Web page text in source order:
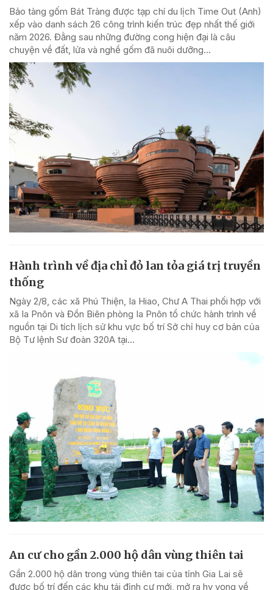
Bảo tàng gốm Bát Tràng được tạp chí du lịch Time Out (Anh)
xếp vào danh sách 26 công trình kiến trúc đẹp nhất thế giới
năm 2026. Đằng sau những đường cong hiện đại là câu
chuyện về đất, lửa và nghề gốm đã nuôi dưỡng...
Hành trình về địa chỉ đỏ lan tỏa giá trị truyền
thống
Ngày 2/8, các xã Phú Thiện, Ia Hiao, Chư A Thai phối hợp với
xã Ia Pnôn và Đồn Biên phòng Ia Pnôn tổ chức hành trình về
nguồn tại Di tích lịch sử khu vực bố trí Sở chỉ huy cơ bản của
Bộ Tư lệnh Sư đoàn 320A tại...
An cư cho gần 2.000 hộ dân vùng thiên tai
Gần 2.000 hộ dân trong vùng thiên tai của tỉnh Gia Lai sẽ
được bố trí đến các khu tái định cư mới, mở ra hy vọng về